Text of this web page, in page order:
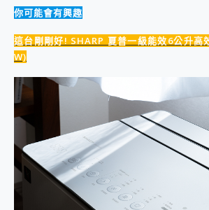
全新 SONY Xperia 1 VI 開箱! 相機實測! 長焦覆蓋更遠更清晰、2日長續航、頂尖影音娛樂效能~
Xiaomi 14 Ultra 開箱 評測~ 有深度的 Leica 影像旗艦手機! 加碼小旗艦 Xiaomi 14 開箱 評測
人像旗艦 vivo V30 系列 開箱 評測! 首搭蔡司光學鏡頭、攝影棚級柔光環、拍攝功能最好玩的美拍神機 vivo V30 Pro
多個願望一次滿足 超強散熱 微星 MSI Claw A1M-026TW 電競掌機 開箱 評測
一吸完美對位 擁有超強吸力與超好用的隱磁支架 O-ONE MAG 最會吸的行動電源 開箱 評測
OPPO 哈蘇 300mm 專業增距鏡實測：Find X9 Ultra 光學長焦隨手拍，紀錄生活就是這麼簡單
你可能會有興趣
這台剛剛好! SHARP 夏普一級能效6公升高
W)